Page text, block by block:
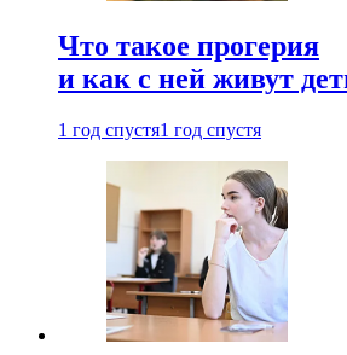
Что такое прогерия
и как с ней живут
1 год спустя1 год спустя